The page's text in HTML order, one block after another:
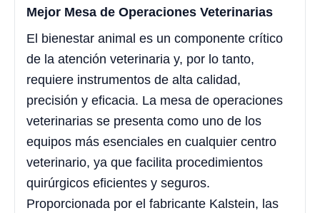
Mejor Mesa de Operaciones Veterinarias
El bienestar animal es un componente crítico
de la atención veterinaria y, por lo tanto,
requiere instrumentos de alta calidad,
precisión y eficacia. La mesa de operaciones
veterinarias se presenta como uno de los
equipos más esenciales en cualquier centro
veterinario, ya que facilita procedimientos
quirúrgicos eficientes y seguros.
Proporcionada por el fabricante Kalstein, las